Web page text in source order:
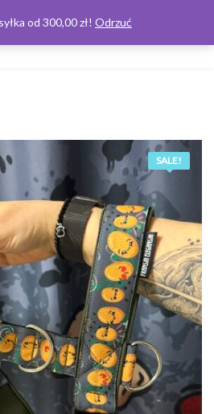
SALE!
od 300,00 zł! Odrzuć